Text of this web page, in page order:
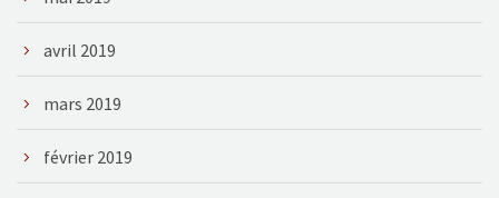
avril 2019
mars 2019
février 2019